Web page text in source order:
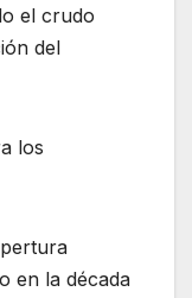
el crudo
del
los
en la década